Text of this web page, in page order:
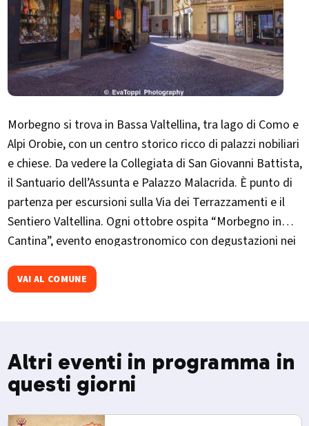
Morbegno si trova in Bassa Valtellina, tra lago di Como e
Alpi Orobie, con un centro storico ricco di palazzi nobiliari
e chiese. Da vedere la Collegiata di San Giovanni Battista,
il Santuario dell’Assunta e Palazzo Malacrida. È punto di
partenza per escursioni sulla Via dei Terrazzamenti e il
Sentiero Valtellina. Ogni ottobre ospita “Morbegno in
Cantina”, evento enogastronomico con degustazioni nei
VAI AL COMUNE
Altri eventi in programma in
questi giorni